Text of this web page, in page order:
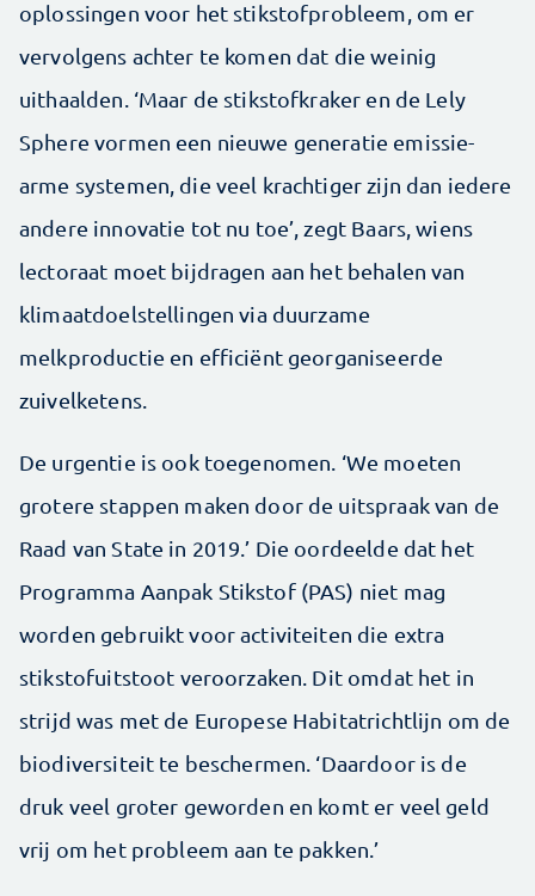
oplossingen voor het stikstofprobleem, om er
vervolgens achter te komen dat die weinig
uithaalden. ‘Maar de stikstofkraker en de Lely
Sphere vormen een nieuwe generatie emissie­
arme systemen, die veel krachtiger zijn dan iedere
andere innovatie tot nu toe’, zegt Baars, wiens
lectoraat moet bijdragen aan het behalen van
klimaatdoelstellingen via duurzame
melkproductie en efficiënt georganiseerde
zuivelketens.
De urgentie is ook toegenomen. ‘We moeten
grotere stappen maken door de uitspraak van de
Raad van State in 2019.’ Die oordeelde dat het
Programma Aanpak Stikstof (PAS) niet mag
worden gebruikt voor activiteiten die extra
stikstofuitstoot veroorzaken. Dit omdat het in
strijd was met de Europese Habitatrichtlijn om de
bio­diversiteit te beschermen. ‘Daardoor is de
druk veel groter geworden en komt er veel geld
vrij om het probleem aan te pakken.’